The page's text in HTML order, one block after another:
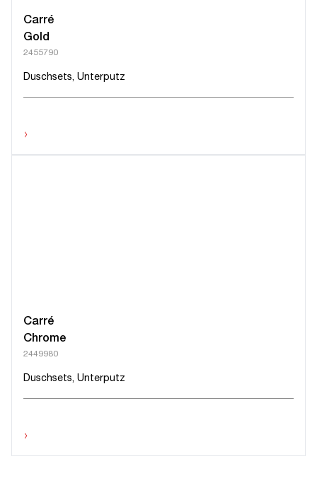
Carré
Gold
2455790
Duschsets, Unterputz
›
Carré
Chrome
2449980
Duschsets, Unterputz
›